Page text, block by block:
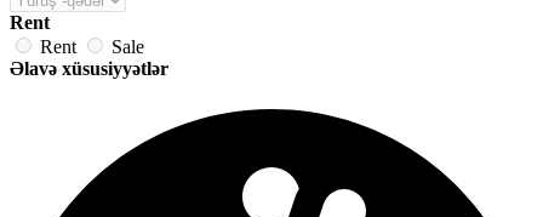
Rent
Rent
Sale
Əlavə xüsusiyyətlər